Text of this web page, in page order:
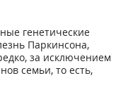
генетические
Паркинсона,
за исключением
семьи, то есть,